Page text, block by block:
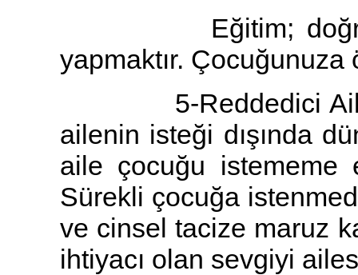
Eğitim; doğruları
yapmaktır.
5-Reddedici Aile :
ailenin isteği dışında
aile çocuğu istememe
Sürekli çocuğa
ve cinsel tacize maruz
ihtiyacı olan sevgiyi